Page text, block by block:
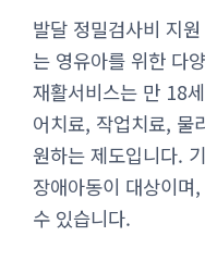
발달 정밀검사비 지
는 영유아를 위한 다
재활서비스는 만 18
어치료, 작업치료, 물
원하는 제도입니다.
장애아동이 대상이
수 있습니다.